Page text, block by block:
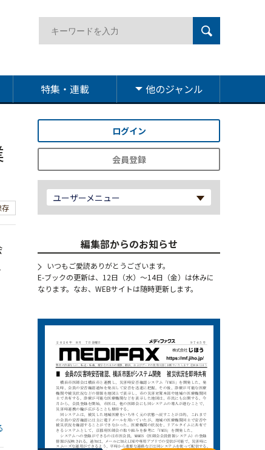
特集・連載 他のジャンル
存
ログイン
会員登録
ユーザーメニュー
編集部からのお知らせ
いつもご愛読ありがとうございます。
E-ブックの更新は、12日（水）～14日（金）は休みに
なります。なお、WEBサイトは随時更新します。